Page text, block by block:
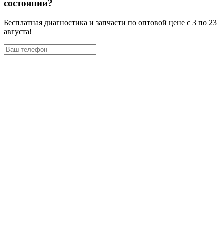
состоянии?
Бесплатная диагностика и запчасти по оптовой цене с 3 по 23
августа!